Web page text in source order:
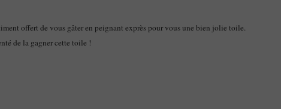
offert de vous gâter en peignant exprès pour vous une bien jolie toile.
de la gagner cette toile !